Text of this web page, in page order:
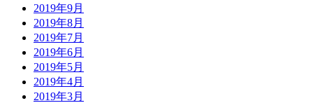
2019年9月
2019年8月
2019年7月
2019年6月
2019年5月
2019年4月
2019年3月